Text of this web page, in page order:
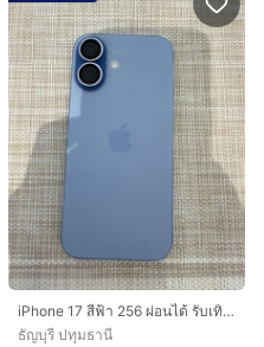
iPhone 17 สีฟ้า 256 ผ่อนได้ รับเทิร์น
ธัญบุรี ปทุมธานี